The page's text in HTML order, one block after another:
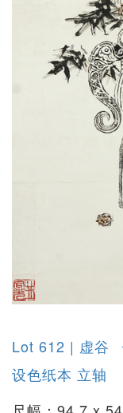
Lot 612 | 虚谷
设色纸本 立轴